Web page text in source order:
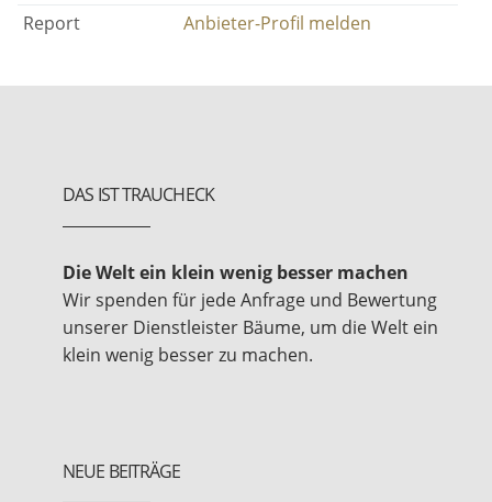
Report Anbieter-Profil melden
DAS IST TRAUCHECK
Die Welt ein klein wenig besser machen
Wir spenden für jede Anfrage und Bewertung
unserer Dienstleister Bäume, um die Welt ein
klein wenig besser zu machen.
NEUE BEITRÄGE